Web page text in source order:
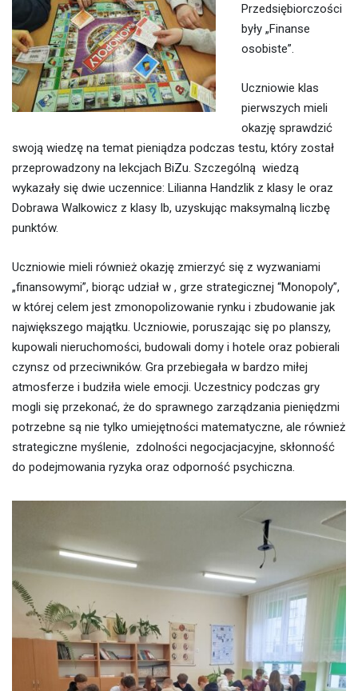
Przedsiębiorczości
były „Finanse
osobiste”.
Uczniowie klas
pierwszych mieli
okazję sprawdzić
swoją wiedzę na temat pieniądza podczas testu, który został
przeprowadzony na lekcjach BiZu. Szczególną wiedzą
wykazały się dwie uczennice: Lilianna Handzlik z klasy Ie oraz
Dobrawa Walkowicz z klasy Ib, uzyskując maksymalną liczbę
punktów.
Uczniowie mieli również okazję zmierzyć się z wyzwaniami
„finansowymi”, biorąc udział w , grze strategicznej “Monopoly”,
w której celem jest zmonopolizowanie rynku i zbudowanie jak
największego majątku. Uczniowie, poruszając się po planszy,
kupowali nieruchomości, budowali domy i hotele oraz pobierali
czynsz od przeciwników. Gra przebiegała w bardzo miłej
atmosferze i budziła wiele emocji. Uczestnicy podczas gry
mogli się przekonać, że do sprawnego zarządzania pieniędzmi
potrzebne są nie tylko umiejętności matematyczne, ale również
strategiczne myślenie, zdolności negocjacjacyjne, skłonność
do podejmowania ryzyka oraz odporność psychiczna.